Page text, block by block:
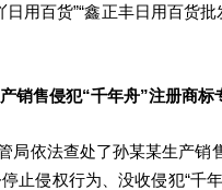
日用百货”“鑫正丰日用百货
售侵犯“千年舟”注册商标
依法查处了孙某某生产销
止侵权行为、没收侵犯“千